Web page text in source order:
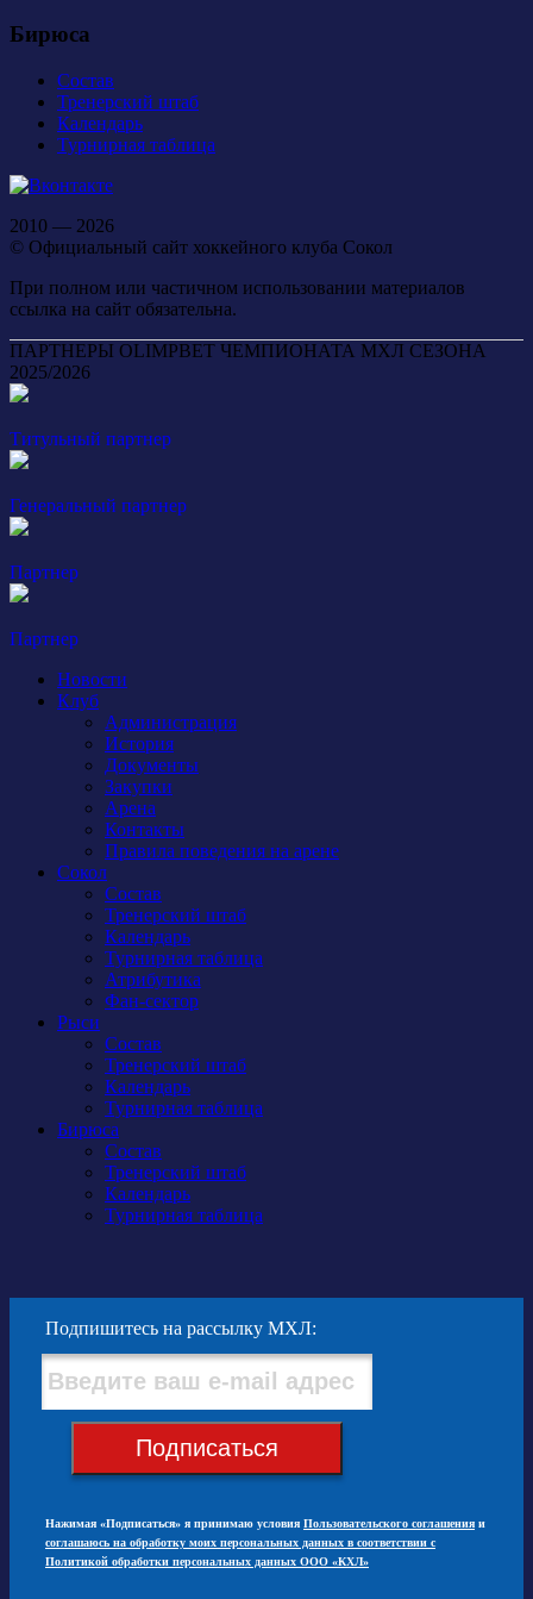
Бирюса
Состав
Тренерский штаб
Календарь
Турнирная таблица
2010 — 2026
© Официальный сайт хоккейного клуба Сокол
При полном или частичном использовании материалов
ссылка на сайт обязательна.
ПАРТНЕРЫ OLIMPBET ЧЕМПИОНАТА МХЛ СЕЗОНА
2025/2026
Титульный партнер
Генеральный партнер
Партнер
Партнер
Новости
Клуб
Администрация
История
Документы
Закупки
Арена
Контакты
Правила поведения на арене
Сокол
Состав
Тренерский штаб
Календарь
Турнирная таблица
Атрибутика
Фан-сектор
Рыси
Состав
Тренерский штаб
Календарь
Турнирная таблица
Бирюса
Состав
Тренерский штаб
Календарь
Турнирная таблица
Подпишитесь на рассылку МХЛ:
Подписаться
Нажимая «Подписаться» я принимаю условия Пользовательского соглашения и
соглашаюсь на обработку моих персональных данных в соответствии с
Политикой обработки персональных данных ООО «КХЛ»